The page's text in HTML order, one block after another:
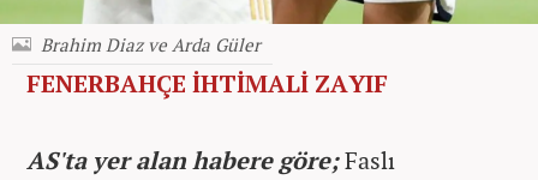
Brahim Diaz ve Arda Güler
FENERBAHÇE İHTİMALİ ZAYIF
AS'ta yer alan habere göre;Faslı